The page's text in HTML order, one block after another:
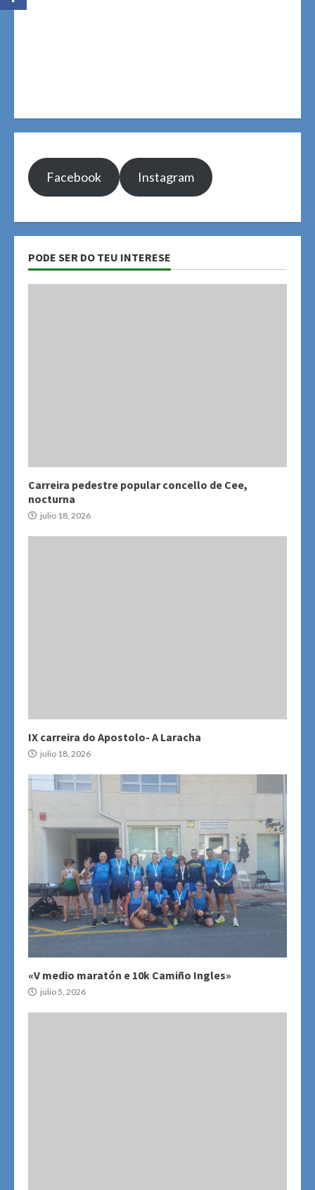
Facebook Instagram
PODE SER DO TEU INTERESE
Carreira pedestre popular concello de Cee,
nocturna
julio 18, 2026
IX carreira do Apostolo- A Laracha
julio 18, 2026
«V medio maratón e 10k Camiño Ingles»
julio 5, 2026